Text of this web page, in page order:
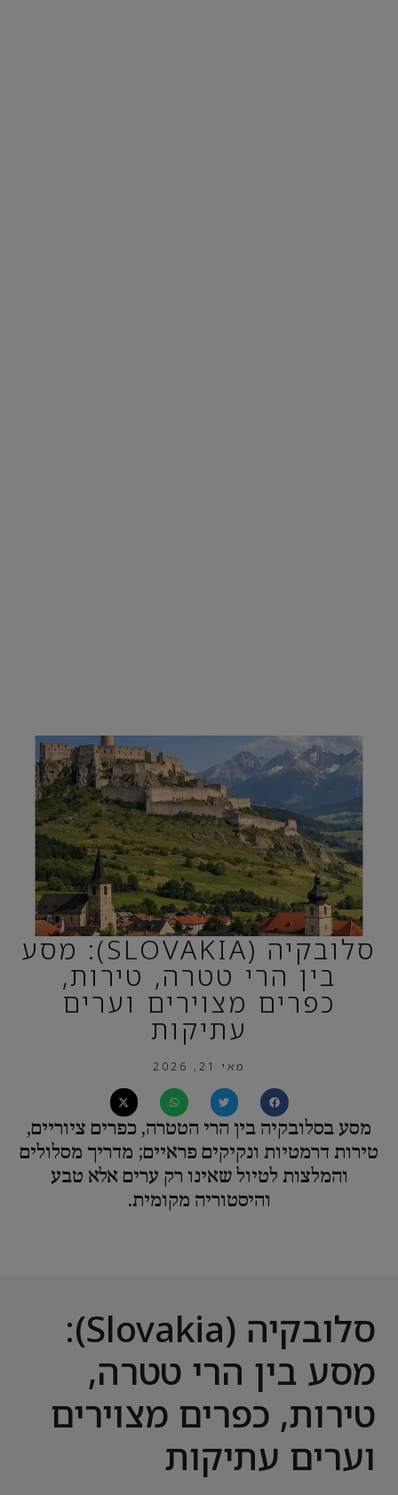
סלובקיה (SLOVAKIA): מסע
בין הרי טטרה, טירות,
כפרים מצוירים וערים
עתיקות
מאי 21, 2026
מסע בסלובקיה בין הרי הטטרה, כפרים ציוריים,
טירות דרמטיות ונקיקים פראיים; מדריך מסלולים
והמלצות לטיול שאינו רק ערים אלא טבע
והיסטוריה מקומית.
סלובקיה (Slovakia):
מסע בין הרי טטרה,
טירות, כפרים מצוירים
וערים עתיקות